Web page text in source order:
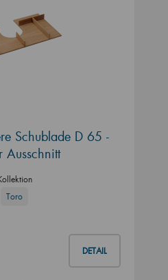
Schublade D 65 -
Ausschnitt
Toro
DETAIL